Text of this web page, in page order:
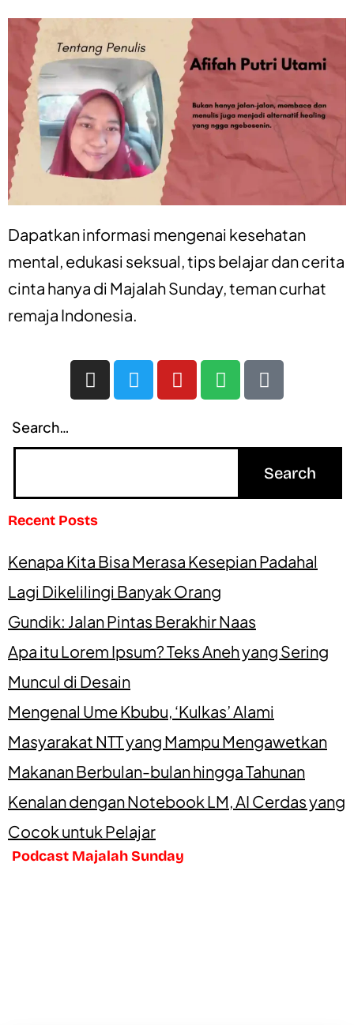
Dapatkan informasi mengenai kesehatan
mental, edukasi seksual,tips belajardancerita
cinta hanya di Majalah Sunday, teman curhat
remaja Indonesia.
Search…
Recent Posts
Kenapa Kita Bisa Merasa Kesepian Padahal
Lagi Dikelilingi Banyak Orang
Gundik: Jalan Pintas Berakhir Naas
Apa itu Lorem Ipsum? Teks Aneh yang Sering
Muncul di Desain
Mengenal Ume Kbubu, ‘Kulkas’ Alami
Masyarakat NTT yang Mampu Mengawetkan
Makanan Berbulan-bulan hingga Tahunan
Kenalan dengan Notebook LM, AI Cerdas yang
Cocok untuk Pelajar
Podcast Majalah Sunday